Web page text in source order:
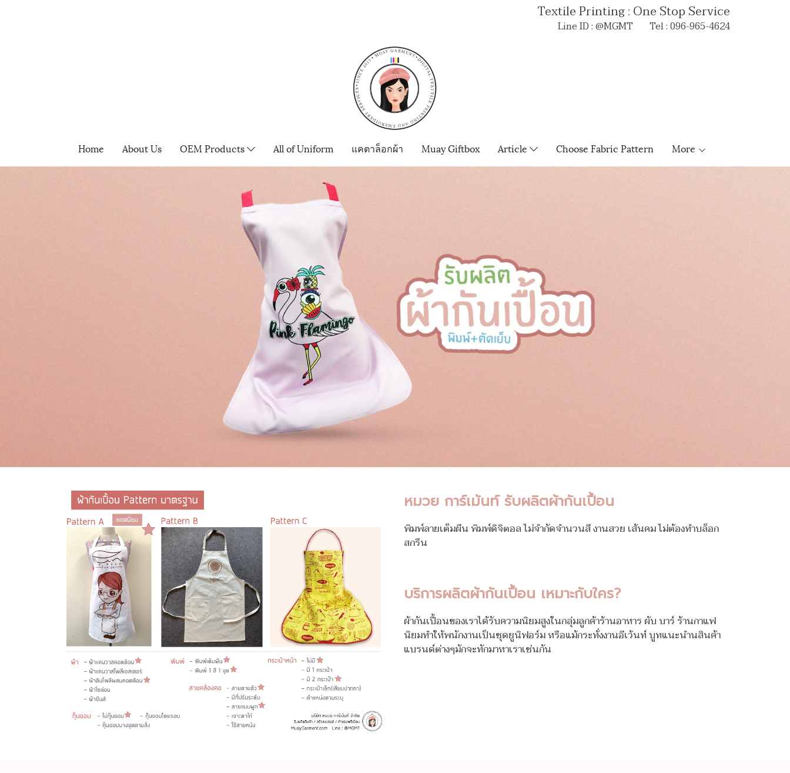
Textile Printing : One Stop Service
Line ID : @MGMT Tel : 096-965-4624
Home About Us OEM Products All of Uniform แคตาล็อกผ้า Muay Giftbox Article Choose Fabric Pattern More
หมวย การ์เม้นท์ รับผลิตผ้ากันเปื้อน
พิมพ์ลายเต็มผืน พิมพ์ดิจิตอล ไม่จำกัดจำนวนสี งานสวย เส้นคม ไม่ต้องทำบล็อก
สกรีน
บริการผลิตผ้ากันเปื้อน เหมาะกับใคร?
ผ้ากันเปื้อนของเราได้รับความนิยมสูงในกลุ่มลูกค้าร้านอาหาร ผับ บาร์ ร้านกาแฟ
นิยมทำให้พนักงานเป็นชุดยูนิฟอร์ม หรือแม้กระทั่งงานอีเว้นท์ บูทแนะนำนสินค้า
แบรนด์ต่างๆมักจะทักมาหาเราเช่นกัน